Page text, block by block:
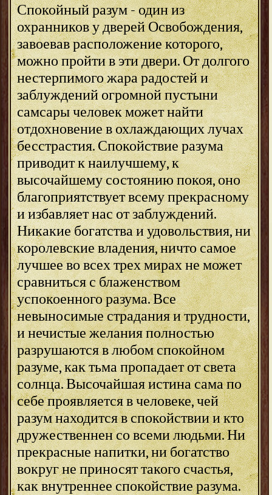
Спокойный разум - один из
охранников у дверей Освобождения,
завоевав расположение которого,
можно пройти в эти двери. От долгого
нестерпимого жара радостей и
заблуждений огромной пустыни
самсары человек может найти
отдохновение в охлаждающих лучах
бесстрастия. Спокойствие разума
приводит к наилучшему, к
высочайшему состоянию покоя, оно
благоприятствует всему прекрасному
и избавляет нас от заблуждений.
Никакие богатства и удовольствия, ни
королевские владения, ничто самое
лучшее во всех трех мирах не может
сравниться с блаженством
успокоенного разума. Все
невыносимые страдания и трудности,
и нечистые желания полностью
разрушаются в любом спокойном
разуме, как тьма пропадает от света
солнца. Высочайшая истина сама по
себе проявляется в человеке, чей
разум находится в спокойствии и кто
дружественнен со всеми людьми. Ни
прекрасные напитки, ни богатство
вокруг не приносят такого счастья,
как внутреннее спокойствие разума.